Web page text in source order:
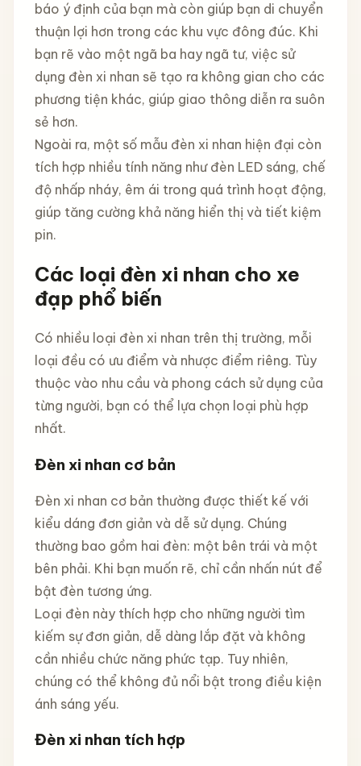
báo ý định của bạn mà còn giúp bạn di chuyển
thuận lợi hơn trong các khu vực đông đúc. Khi
bạn rẽ vào một ngã ba hay ngã tư, việc sử
dụng đèn xi nhan sẽ tạo ra không gian cho các
phương tiện khác, giúp giao thông diễn ra suôn
sẻ hơn.
Ngoài ra, một số mẫu đèn xi nhan hiện đại còn
tích hợp nhiều tính năng như đèn LED sáng, chế
độ nhấp nháy, êm ái trong quá trình hoạt động,
giúp tăng cường khả năng hiển thị và tiết kiệm
pin.
Các loại đèn xi nhan cho xe
đạp phổ biến
Có nhiều loại đèn xi nhan trên thị trường, mỗi
loại đều có ưu điểm và nhược điểm riêng. Tùy
thuộc vào nhu cầu và phong cách sử dụng của
từng người, bạn có thể lựa chọn loại phù hợp
nhất.
Đèn xi nhan cơ bản
Đèn xi nhan cơ bản thường được thiết kế với
kiểu dáng đơn giản và dễ sử dụng. Chúng
thường bao gồm hai đèn: một bên trái và một
bên phải. Khi bạn muốn rẽ, chỉ cần nhấn nút để
bật đèn tương ứng.
Loại đèn này thích hợp cho những người tìm
kiếm sự đơn giản, dễ dàng lắp đặt và không
cần nhiều chức năng phức tạp. Tuy nhiên,
chúng có thể không đủ nổi bật trong điều kiện
ánh sáng yếu.
Đèn xi nhan tích hợp